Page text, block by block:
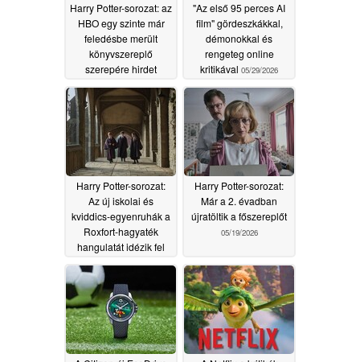
Harry Potter-sorozat: az
HBO egy szinte már
feledésbe merült
könyvszereplő
szerepére hirdet
meghallgatást, ami
reményt kelt egy
hűséges adaptációra
06/15/2026
"Az első 95 perces AI
film" gördeszkákkal,
démonokkal és
rengeteg online
kritikával 05/29/2026
Harry Potter-sorozat:
Az új iskolai és
kviddics-egyenruhák a
Roxfort-hagyaték
hangulatát idézik fel
05/20/2026
Harry Potter-sorozat:
Már a 2. évadban
újratöltik a főszereplőt
05/19/2026